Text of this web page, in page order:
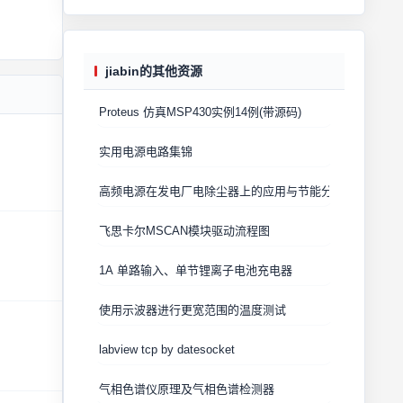
jiabin的其他资源
Proteus 仿真MSP430实例14例(带源码)
实用电源电路集锦
高频电源在发电厂电除尘器上的应用与节能分析
飞思卡尔MSCAN模块驱动流程图
1A 单路输入、单节锂离子电池充电器
使用示波器进行更宽范围的温度测试
labview tcp by datesocket
气相色谱仪原理及气相色谱检测器